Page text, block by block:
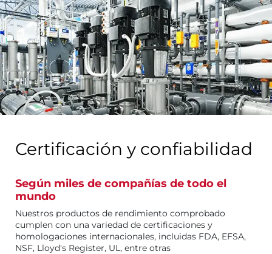
Certificación y confiabilidad
Según miles de compañías de todo el
mundo
Nuestros productos de rendimiento comprobado
cumplen con una variedad de certificaciones y
homologaciones internacionales, incluidas FDA, EFSA,
NSF, Lloyd's Register, UL, entre otras